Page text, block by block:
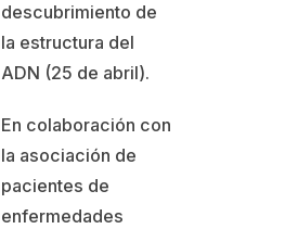
descubrimiento de
la estructura del
ADN (25 de abril).
En colaboración con
la asociación de
pacientes de
enfermedades